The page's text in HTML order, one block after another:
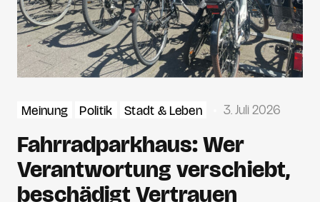
Meinung Politik Stadt & Leben 3. Juli 2026
Fahrradparkhaus: Wer
Verantwortung verschiebt,
beschädigt Vertrauen